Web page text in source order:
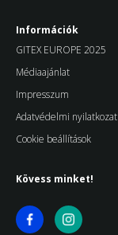
Információk
GITEX EUROPE 2025
Médiaajánlat
Impresszum
Adatvédelmi nyilatkozat
Cookie beállítások
Kövess minket!